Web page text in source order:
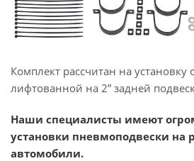
Комплект рассчитан на установку
лифтованной на 2” задней
Наши специалисты имеют
установки пневмоподвески на
автомобили.